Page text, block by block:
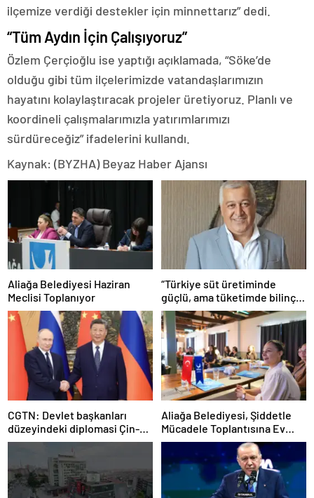
ilçemize verdiği destekler için minnettarız” dedi.
“Tüm Aydın İçin Çalışıyoruz”
Özlem Çerçioğlu ise yaptığı açıklamada, “Söke’de
olduğu gibi tüm ilçelerimizde vatandaşlarımızın
hayatını kolaylaştıracak projeler üretiyoruz. Planlı ve
koordineli çalışmalarımızla yatırımlarımızı
sürdüreceğiz” ifadelerini kullandı.
Kaynak: (BYZHA) Beyaz Haber Ajansı
Aliağa Belediyesi Haziran
Meclisi Toplanıyor
“Türkiye süt üretiminde
güçlü, ama tüketimde bilinç
şart”
CGTN: Devlet başkanları
düzeyindeki diplomasi Çin-
Rusya arasındaki büyüyen
ortaklığı güçlendiriyor
Aliağa Belediyesi, Şiddetle
Mücadele Toplantısına Ev
Sahipliği Yaptı